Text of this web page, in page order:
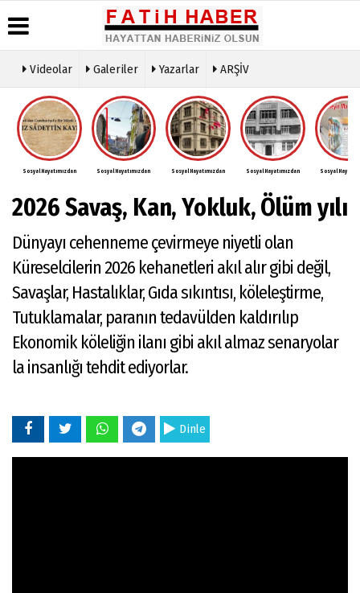
Haber
Arşivi
Günün
Haberleri
Biyografiler
Köşe
Yazarları
Video
Galeri
Foto
Künye
İletişim
Çerez
Politikası
İlkeleri
Videolar Galeriler Yazarlar ARŞİV
Sosyal Hayatımızdan Sosyal Hayatımızdan Sosyal Hayatımızdan Sosyal Hayatımızdan Sosyal
2026 Savaş, Kan, Yokluk, Ölüm yılı
Dünyayı cehenneme çevirmeye niyetli olan
Küreselcilerin 2026 kehanetleri akıl alır gibi değil,
Savaşlar, Hastalıklar, Gıda sıkıntısı, köleleştirme,
Tutuklamalar, paranın tedavülden kaldırılıp
Ekonomik köleliğin ilanı gibi akıl almaz senaryolar
la insanlığı tehdit ediyorlar.
Dinle